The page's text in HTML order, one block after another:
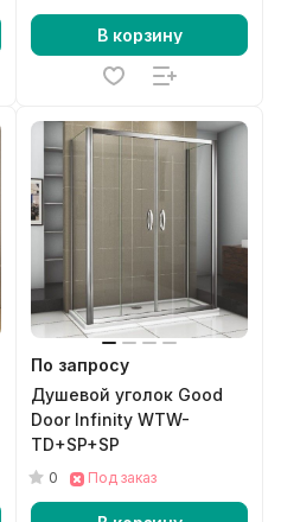
В корзину
По запросу
Душевой уголок Good
Door Infinity WTW-
TD+SP+SP
0 Под заказ